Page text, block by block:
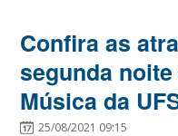
Confira as
segunda
Música da
25/08/2021 09:15